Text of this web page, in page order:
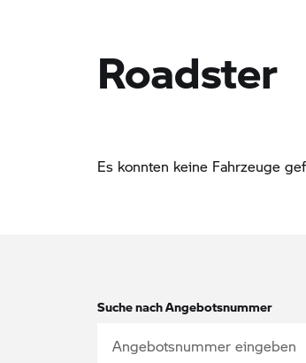
Roadster
Es konnten keine Fahrzeuge
Suche nach Angebotsnummer